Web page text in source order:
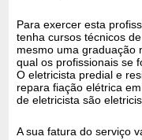
Para exercer esta
tenha cursos técnicos
mesmo uma graduação
qual os profissionais se
O eletricista predial e
repara fiação elétrica
de eletricista são
A sua fatura do serviço